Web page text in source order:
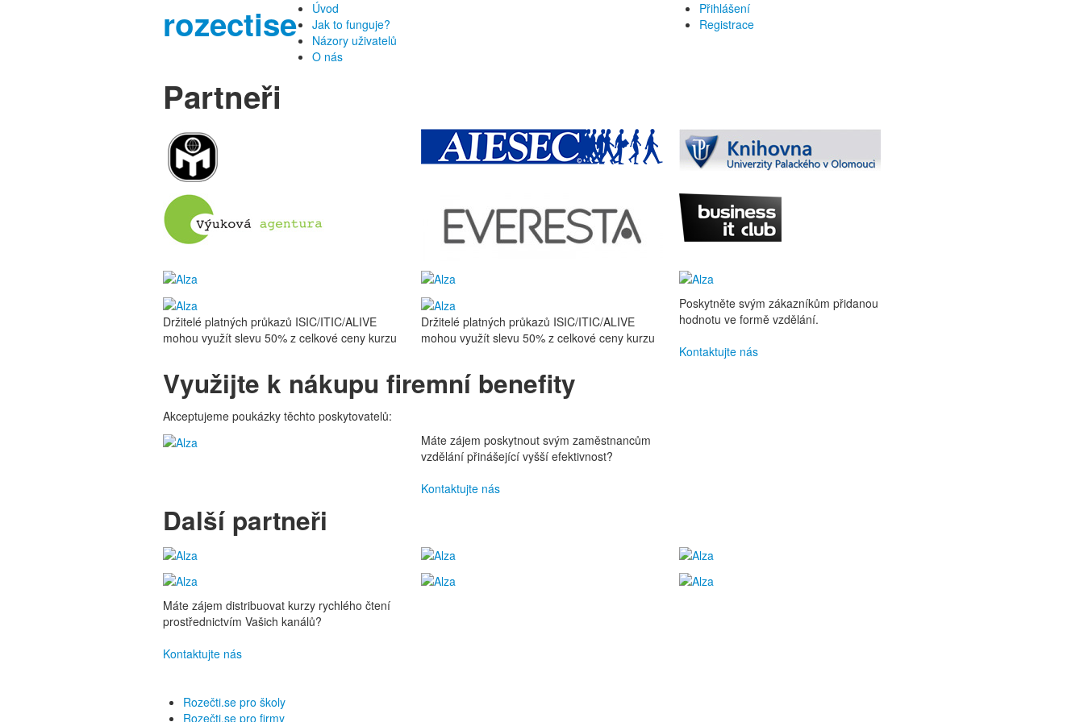
rozectise
Úvod
Jak to funguje?
Názory uživatelů
O nás
Přihlášení
Registrace
Partneři
Držitelé platných průkazů ISIC/ITIC/ALIVE
mohou využít slevu 50% z celkové ceny kurzu
Držitelé platných průkazů ISIC/ITIC/ALIVE
mohou využít slevu 50% z celkové ceny kurzu
Poskytněte svým zákazníkům přidanou
hodnotu ve formě vzdělání.
Kontaktujte nás
Využijte k nákupu firemní benefity
Akceptujeme poukázky těchto poskytovatelů:
Máte zájem poskytnout svým zaměstnancům
vzdělání přinášející vyšší efektivnost?
Kontaktujte nás
Další partneři
Máte zájem distribuovat kurzy rychlého čtení
prostřednictvím Vašich kanálů?
Kontaktujte nás
Rozečti.se pro školy
Rozečti.se pro firmy